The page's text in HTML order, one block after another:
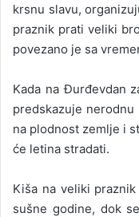
krsnu slavu,
praznik prati veliki
povezano je sa
Kada na Đurđevdan
predskazuje
na plodnost zemlje i
će letina stradati.
Kiša na veliki
sušne godine, dok